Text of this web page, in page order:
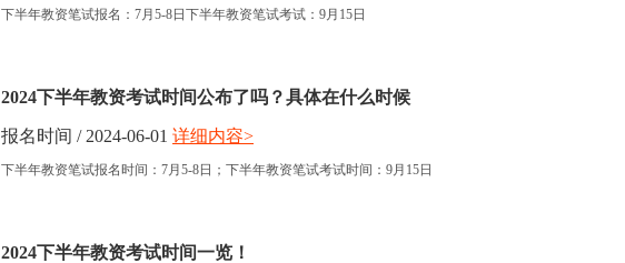
下半年教资笔试报名：7月5-8日下半年教资笔试考试：9月15日
2024下半年教资考试时间公布了吗？具体在什么时候
报名时间 / 2024-06-01
下半年教资笔试报名时间：7月5-8日；下半年教资笔试考试时间：9月15日
详细内容>
2024下半年教资考试时间一览！